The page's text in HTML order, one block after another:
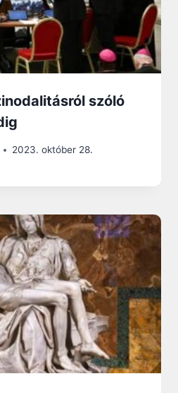
szóló
2023. október 28.